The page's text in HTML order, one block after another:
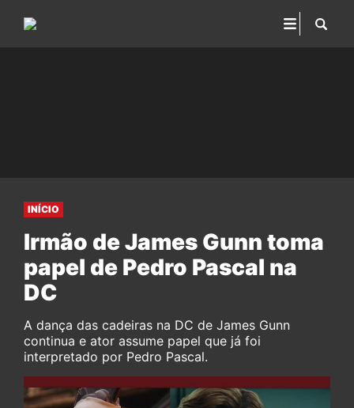
INÍCIO
Irmão de James Gunn toma
papel de Pedro Pascal na
DC
A dança das cadeiras na DC de James Gunn
continua e ator assume papel que já foi
interpretado por Pedro Pascal.